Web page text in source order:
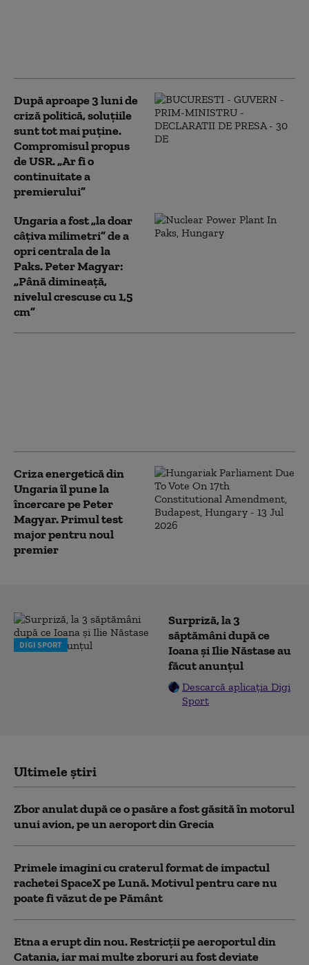
După aproape 3 luni de
criză politică, soluțiile
sunt tot mai puține.
Compromisul propus
de USR. „Ar fi o
continuitate a
premierului”
Ungaria a fost „la doar
câțiva milimetri” de a
opri centrala de la
Paks. Peter Magyar:
„Până dimineață,
nivelul crescuse cu 1,5
cm”
Criza energetică din
Ungaria îl pune la
încercare pe Peter
Magyar. Primul test
major pentru noul
premier
DIGI SPORT
Surpriză, la 3
săptămâni după ce
Ioana și Ilie Năstase au
făcut anunțul
Descarcă aplicația Digi
Sport
Ultimele știri
Zbor anulat după ce o pasăre a fost găsită în motorul
unui avion, pe un aeroport din Grecia
Primele imagini cu craterul format de impactul
rachetei SpaceX pe Lună. Motivul pentru care nu
poate fi văzut de pe Pământ
Etna a erupt din nou. Restricții pe aeroportul din
Catania, iar mai multe zboruri au fost deviate